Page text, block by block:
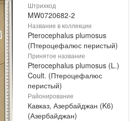
Штрихкод
MW0720682-2
Название в коллекции
Pterocephalus plumosus
(Птероцефалюс перистый)
Принятое название
Pterocephalus plumosus (L.)
Coult. (Птероцефалюс
перистый)
Районирование
Кавказ, Азербайджан (K6)
(Азербайджан)